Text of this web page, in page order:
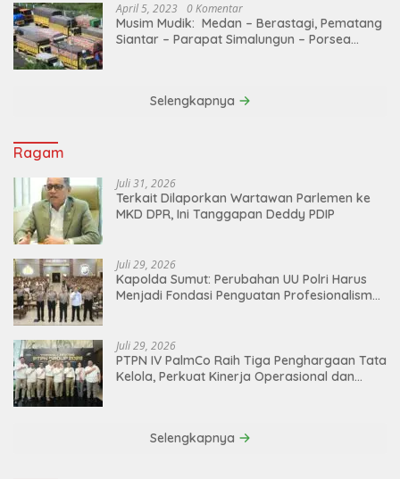
April 5, 2023 0 Komentar
Musim Mudik: Medan – Berastagi, Pematang
Siantar – Parapat Simalungun – Porsea
Selengkapnya
Ragam
Juli 31, 2026
Terkait Dilaporkan Wartawan Parlemen ke
MKD DPR, Ini Tanggapan Deddy PDIP
Juli 29, 2026
Kapolda Sumut: Perubahan UU Polri Harus
Menjadi Fondasi Penguatan Profesionalisme
Juli 29, 2026
PTPN IV PalmCo Raih Tiga Penghargaan Tata
Kelola, Perkuat Kinerja Operasional dan
Selengkapnya